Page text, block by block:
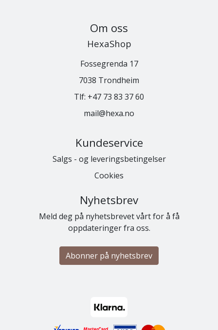
Om oss
HexaShop
Fossegrenda 17
7038 Trondheim
Tlf: +47 73 83 37 60
mail@hexa.no
Kundeservice
Salgs - og leveringsbetingelser
Cookies
Nyhetsbrev
Meld deg på nyhetsbrevet vårt for å få
oppdateringer fra oss.
Abonner på nyhetsbrev